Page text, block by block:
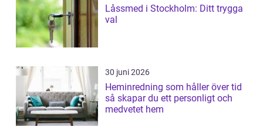
Låssmed i Stockholm: Ditt trygga
val
30 juni 2026
Heminredning som håller över tid
så skapar du ett personligt och
medvetet hem